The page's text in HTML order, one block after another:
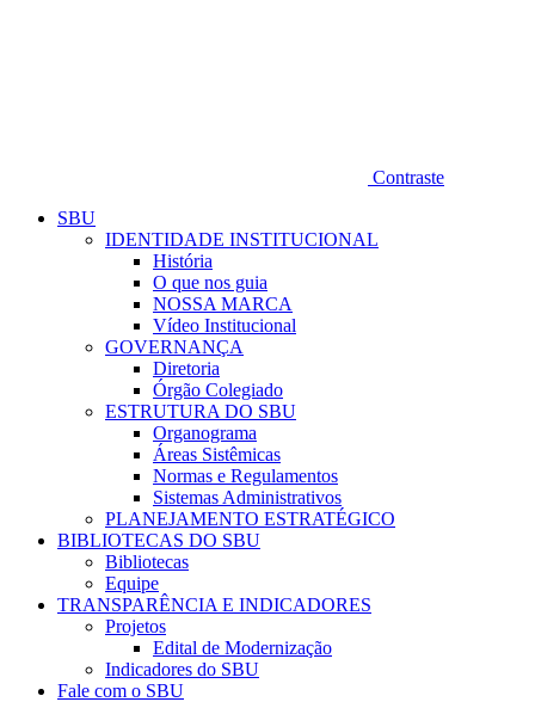
Contraste
SBU
IDENTIDADE INSTITUCIONAL
História
O que nos guia
NOSSA MARCA
Vídeo Institucional
GOVERNANÇA
Diretoria
Órgão Colegiado
ESTRUTURA DO SBU
Organograma
Áreas Sistêmicas
Normas e Regulamentos
Sistemas Administrativos
PLANEJAMENTO ESTRATÉGICO
BIBLIOTECAS DO SBU
Bibliotecas
Equipe
TRANSPARÊNCIA E INDICADORES
Projetos
Edital de Modernização
Indicadores do SBU
Fale com o SBU